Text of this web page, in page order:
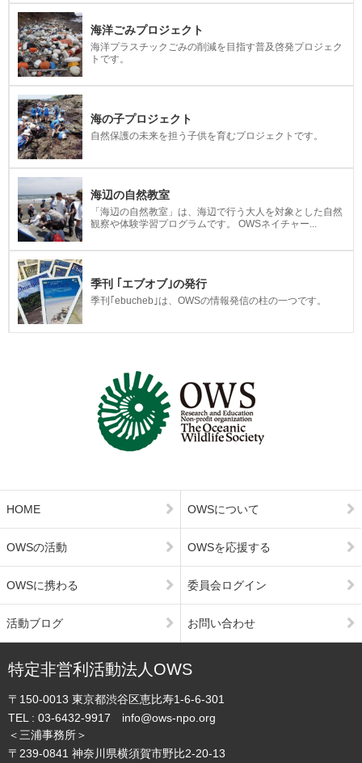
海洋ごみプロジェクト
海洋プラスチックごみの削減を目指す普及啓発プロジェク
トです。
海の子プロジェクト
自然保護の未来を担う子供を育むプロジェクトです。
海辺の自然教室
「海辺の自然教室」は、海辺で行う大人を対象とした自然
観察や体験学習プログラムです。 OWSネイチャー...
季刊 ｢エブオブ｣の発行
季刊｢ebucheb｣は、OWSの情報発信の柱の一つです。
HOME
OWSの活動
OWSに携わる
活動ブログ
OWSについて
OWSを応援する
委員会ログイン
お問い合わせ
特定非営利活動法人OWS
〒150-0013 東京都渋谷区恵比寿1-6-6-301
TEL : 03-6432-9917
info@ows-npo.org
＜三浦事務所＞
〒239-0841 神奈川県横須賀市野比2-20-13